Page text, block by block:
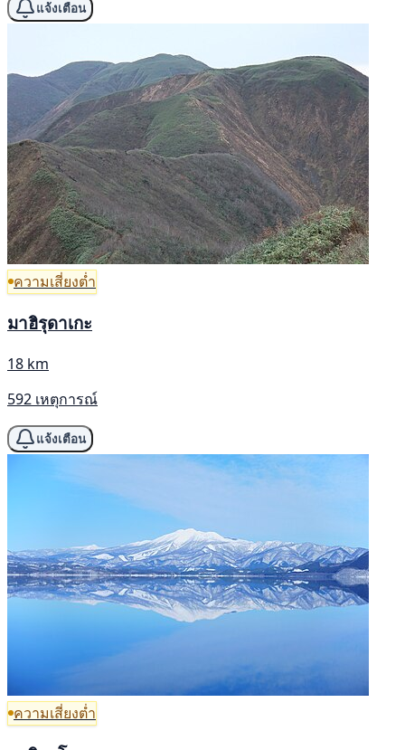
แจ้งเตือน
ความเสี่ยงต่ำ
มาฮิรุดาเกะ
18 km
592 เหตุการณ์
แจ้งเตือน
ความเสี่ยงต่ำ